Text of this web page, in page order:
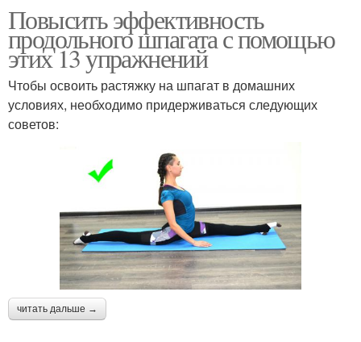
Повысить эффективность
продольного шпагата с помощью
этих 13 упражнений
Чтобы освоить растяжку на шпагат в домашних
условиях, необходимо придерживаться следующих
советов:
читать дальше →